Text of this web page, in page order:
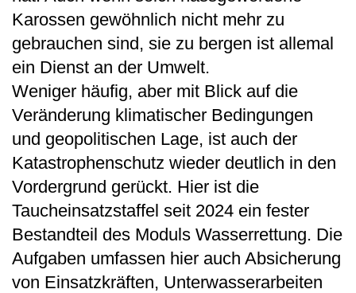
Karossen gewöhnlich nicht mehr zu
gebrauchen sind, sie zu bergen ist allemal
ein Dienst an der Umwelt.
Weniger häufig, aber mit Blick auf die
Veränderung klimatischer Bedingungen
und geopolitischen Lage, ist auch der
Katastrophenschutz wieder deutlich in den
Vordergrund gerückt. Hier ist die
Taucheinsatzstaffel seit 2024 ein fester
Bestandteil des Moduls Wasserrettung. Die
Aufgaben umfassen hier auch Absicherung
von Einsatzkräften, Unterwasserarbeiten